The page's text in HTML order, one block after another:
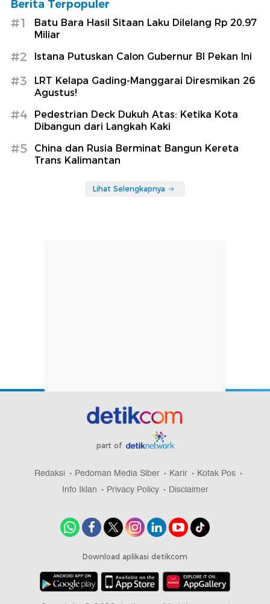
Berita Terpopuler
#1
Batu Bara Hasil Sitaan Laku Dilelang Rp 20,97
Miliar
#2 Istana Putuskan Calon Gubernur BI Pekan Ini
#3
LRT Kelapa Gading-Manggarai Diresmikan 26
Agustus!
#4
Pedestrian Deck Dukuh Atas: Ketika Kota
Dibangun dari Langkah Kaki
#5
China dan Rusia Berminat Bangun Kereta
Trans Kalimantan
Lihat Selengkapnya
part of
Redaksi Pedoman Media Siber Karir
Kotak Pos
Info Iklan
Privacy Policy Disclaimer
Download aplikasi detikcom